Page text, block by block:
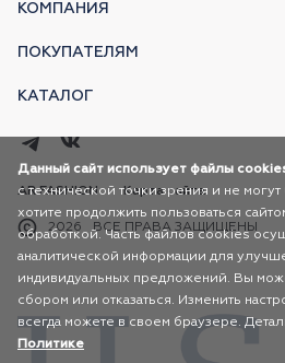
КОМПАНИЯ
ПОКУПАТЕЛЯМ
КАТАЛОГ
2026 ВСЕ ПРАВА ЗАЩИЩЕНЫ
AR FASHION Карта сайта
Данный сайт использует файлы
с технической точки зрения и не
хотите продолжить пользоваться
обработкой. Часть файлов cookies
аналитической информации для
индивидуальных предложений. Вы
сбором или отказаться. Изменить
всегда можете в своем браузере.
Политике